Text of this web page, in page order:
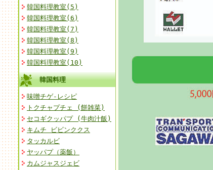
韓国料理教室(5)
韓国料理教室(6)
韓国料理教室(7)
韓国料理教室(8)
韓国料理教室(9)
韓国料理教室(10)
韓国料理
味噌チゲ-レシピ
トクチャプチェ (餅雑菜)
セコギクッパプ (牛肉汁飯)
キムチ ビビンククス
タッカルビ
ヤッパプ（薬飯）
カムジャスジェビ